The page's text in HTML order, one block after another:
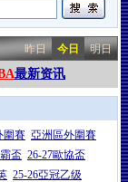
昨日 今日 明日
最新资讯
圍賽 亞洲區外圍賽
盃 26-27歐協盃
25-26亞冠乙级